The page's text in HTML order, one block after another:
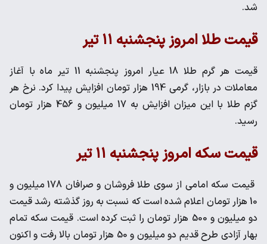
شد.
قیمت طلا امروز پنجشنبه ۱۱ تیر
قیمت هر گرم طلا 18 عیار امروز پنجشنبه 11 تیر ماه با آغاز
معاملات در بازار، گرمی 194 هزار تومان افزایش پیدا کرد. نرخ هر
گزم طلا با این میزان افزایش به 17 میلیون و 456 هزار تومان
رسید.
قیمت سکه امروز پنجشنبه ۱۱ تیر
قیمت سکه امامی از سوی طلا فروشان و صرافان 178 میلیون و
10 هزار تومان اعلام شده است که نسبت به روز گذشته رشد قیمت
دو میلیون و 500 هزار تومان را ثبت کرده است. قیمت سکه تمام
بهار آزادی طرح قدیم دو میلیون و 50 هزار تومان بالا رفت و اکنون